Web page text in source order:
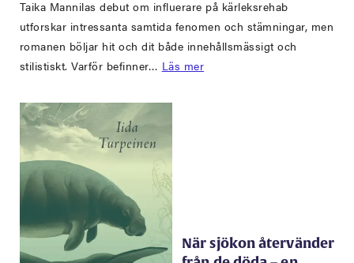
Taika Mannilas debut om influerare på kärleksrehab
utforskar intressanta samtida fenomen och stämningar, men
romanen böljar hit och dit både innehållsmässigt och
stilistiskt. Varför befinner… Läs mer
När sjökon återvänder